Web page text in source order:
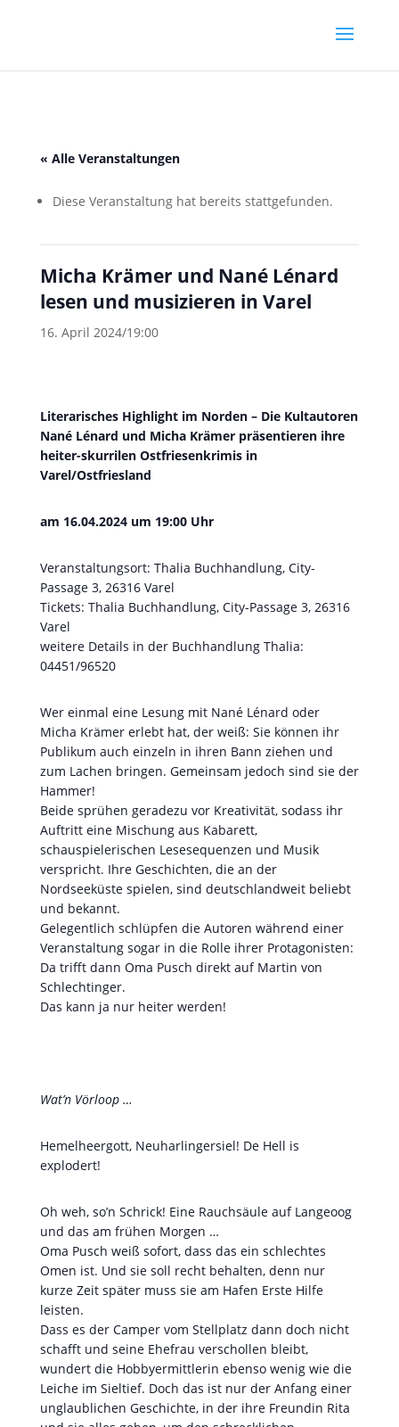
« Alle Veranstaltungen
Diese Veranstaltung hat bereits stattgefunden.
Micha Krämer und Nané Lénard
lesen und musizieren in Varel
16. April 2024/19:00
Literarisches Highlight im Norden – Die Kultautoren
Nané Lénard und Micha Krämer präsentieren ihre
heiter-skurrilen Ostfriesenkrimis in
Varel/Ostfriesland
am 16.04.2024 um 19:00 Uhr
Veranstaltungsort: Thalia Buchhandlung, City-
Passage 3, 26316 Varel
Tickets: Thalia Buchhandlung, City-Passage 3, 26316
Varel
weitere Details in der Buchhandlung Thalia:
04451/96520
Wer einmal eine Lesung mit Nané Lénard oder
Micha Krämer erlebt hat, der weiß: Sie können ihr
Publikum auch einzeln in ihren Bann ziehen und
zum Lachen bringen. Gemeinsam jedoch sind sie der
Hammer!
Beide sprühen geradezu vor Kreativität, sodass ihr
Auftritt eine Mischung aus Kabarett,
schauspielerischen Lesesequenzen und Musik
verspricht. Ihre Geschichten, die an der
Nordseeküste spielen, sind deutschlandweit beliebt
und bekannt.
Gelegentlich schlüpfen die Autoren während einer
Veranstaltung sogar in die Rolle ihrer Protagonisten:
Da trifft dann Oma Pusch direkt auf Martin von
Schlechtinger.
Das kann ja nur heiter werden!
Wat’n Vörloop …
Hemelheergott, Neuharlingersiel! De Hell is
explodert!
Oh weh, so’n Schrick! Eine Rauchsäule auf Langeoog
und das am frühen Morgen …
Oma Pusch weiß sofort, dass das ein schlechtes
Omen ist. Und sie soll recht behalten, denn nur
kurze Zeit später muss sie am Hafen Erste Hilfe
leisten.
Dass es der Camper vom Stellplatz dann doch nicht
schafft und seine Ehefrau verschollen bleibt,
wundert die Hobbyermittlerin ebenso wenig wie die
Leiche im Sieltief. Doch das ist nur der Anfang einer
unglaublichen Geschichte, in der ihre Freundin Rita